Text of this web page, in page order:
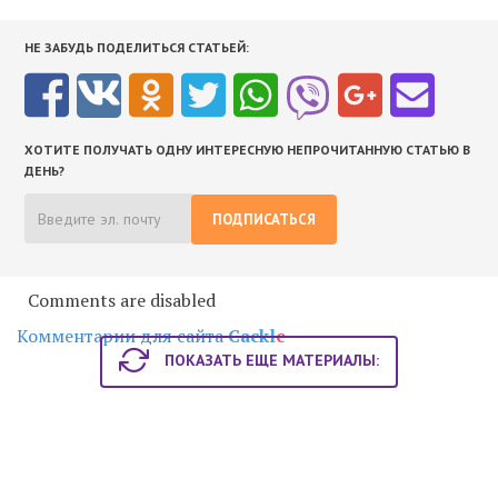
НЕ ЗАБУДЬ ПОДЕЛИТЬСЯ СТАТЬЕЙ:
ХОТИТЕ ПОЛУЧАТЬ ОДНУ ИНТЕРЕСНУЮ НЕПРОЧИТАННУЮ СТАТЬЮ В
ДЕНЬ?
ПОДПИСАТЬСЯ
Comments are disabled
Комментарии для сайтаCackle
ПОКАЗАТЬ ЕЩЕ МАТЕРИАЛЫ: